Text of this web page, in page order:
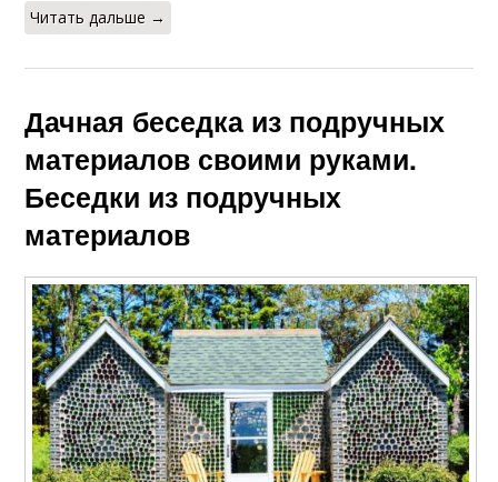
Читать дальше →
Дачная беседка из подручных
материалов своими руками.
Беседки из подручных
материалов